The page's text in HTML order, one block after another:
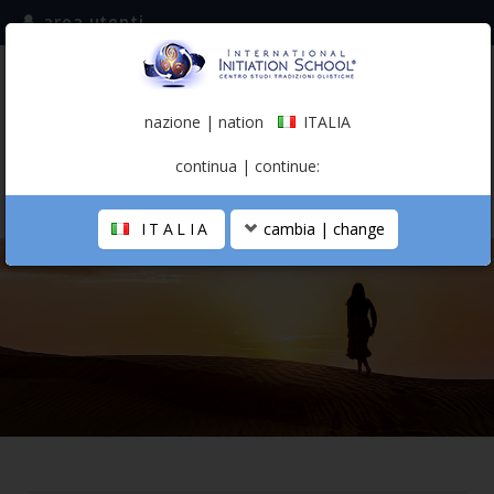
iscriviti alla mailing list
(italiano)
area utenti
LA SCUOLA
nazione | nation ITALIA
continua | continue:
ITALIA cambia | change